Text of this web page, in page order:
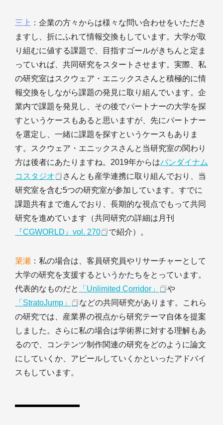
三上 ：企業の方々からは様々な問い合わせをいただき
ますし、折にふれて情報交換もしています。大学が取
り組むに値する課題で、目指すゴールがきちんと定ま
っていれば、共同研究をスタートさせます。実際、私
の研究室はスクウェア・エニックスさんと積極的に情
報交換をしながら課題の発見に取り組んでいます。企
業内で課題を発見し、その後でパートナーの大学を探
すというケースもあると思いますが、先にパートナー
を選定し、一緒に課題を探すというケースもありま
す。スクウェア・エニックスさんと当研究室の関わり
方は後者にあたりますね。2019年からはバンダイナム
コスタジオ
さんとも産学連携に取り組んでおり、当
研究室を含む5つの研究室が参加しています。すでに
課題共有まで進んでおり、長期的な視点でもって共同
研究を進めています（共同研究の詳細は月刊
『CGWORLD』vol. 270
で紹介）。
簗瀬 ：私の場合は、客員研究員やリサーチャーとして
大学の研究を支援するというかたちをとっています。
代表的なものだと
「Unlimited Corridor」
や
「StratoJump」
などの共同研究があります。これら
の研究では、産業界の視点から研究テーマ自体を提案
しました。さらに私の場合は学術界に対する理解もあ
るので、コンテンツ制作関連の研究をどのように論文
にしていくか、アピールしていくかといったアドバイ
スもしています。